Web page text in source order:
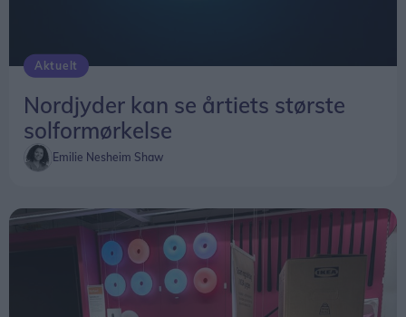
Aktuelt
Nordjyder kan se årtiets største
solformørkelse
Emilie Nesheim Shaw